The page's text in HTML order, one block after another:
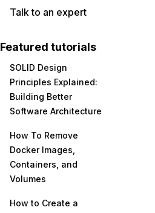
Talk to an expert
Featured tutorials
SOLID Design
Principles Explained:
Building Better
Software Architecture
How To Remove
Docker Images,
Containers, and
Volumes
How to Create a